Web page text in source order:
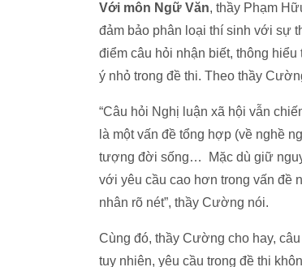
Với môn Ngữ Văn, thầy Phạm
đảm bảo phân loại thí sinh với sự
điểm câu hỏi nhận biết, thông
ý nhỏ trong đề thi. Theo thầy
“Câu hỏi Nghị luận xã hội vẫn
là một vấn đề tổng hợp (về nghề
tượng đời sống… Mặc dù giữ
với yêu cầu cao hơn trong vấn đề
nhân rõ nét”, thầy Cường nói.
Cùng đó, thầy Cường cho hay,
tuy nhiên, yêu cầu trong đề thi